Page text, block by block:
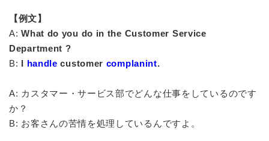
【例文】
A:What do you do in the Customer Service
Department ?
B: I handle customer complanint.
A: カスタマー・サービス部でどんな仕事をしているのです
か？
B: お客さんの苦情を処理しているんですよ。